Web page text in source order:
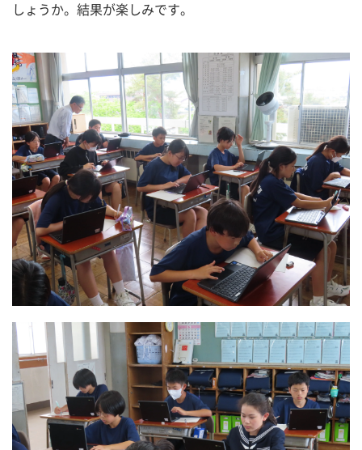
しょうか。結果が楽しみです。